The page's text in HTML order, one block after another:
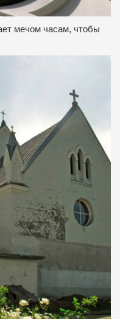
мечом часам, чтобы